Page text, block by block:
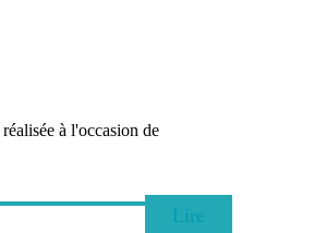
à l'occasion de
Lire